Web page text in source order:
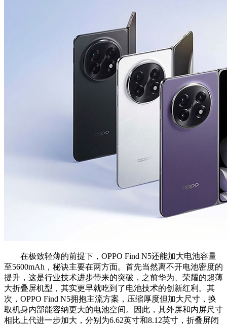
在极致轻薄的前提下，OPPO Find N5还能加大电池容量
至5600mAh，秘诀主要在两方面。首先当然离不开电池密度的
提升，这是行业技术进步带来的突破，之前华为、荣耀的超薄
大折叠屏机型，其实更早就吃到了电池技术的创新红利。其
次，OPPO Find N5拥抱主流方案，压缩厚度但加大尺寸，换
取机身内部能容纳更大的电池空间。因此，其外屏和内屏尺寸
相比上代进一步加大，分别为6.62英寸和8.12英寸，折叠屏闭